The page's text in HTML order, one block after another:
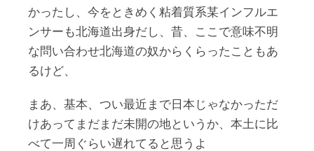
かったし、今をときめく粘着質系某インフルエ
ンサーも北海道出身だし、昔、ここで意味不明
な問い合わせ北海道の奴からくらったこともあ
るけど、
まあ、基本、つい最近まで日本じゃなかっただ
けあってまだまだ未開の地というか、本土に比
べて一周ぐらい遅れてると思うよ